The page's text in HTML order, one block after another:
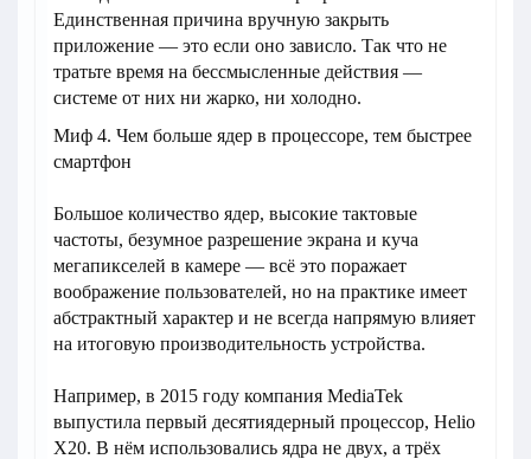
Единственная причина вручную закрыть
приложение — это если оно зависло. Так что не
тратьте время на бессмысленные действия —
системе от них ни жарко, ни холодно.
Миф 4. Чем больше ядер в процессоре, тем быстрее
смартфон
Большое количество ядер, высокие тактовые
частоты, безумное разрешение экрана и куча
мегапикселей в камере — всё это поражает
воображение пользователей, но на практике имеет
абстрактный характер и не всегда напрямую влияет
на итоговую производительность устройства.
Например, в 2015 году компания MediaTek
выпустила первый десятиядерный процессор, Helio
X20. В нём использовались ядра не двух, а трёх